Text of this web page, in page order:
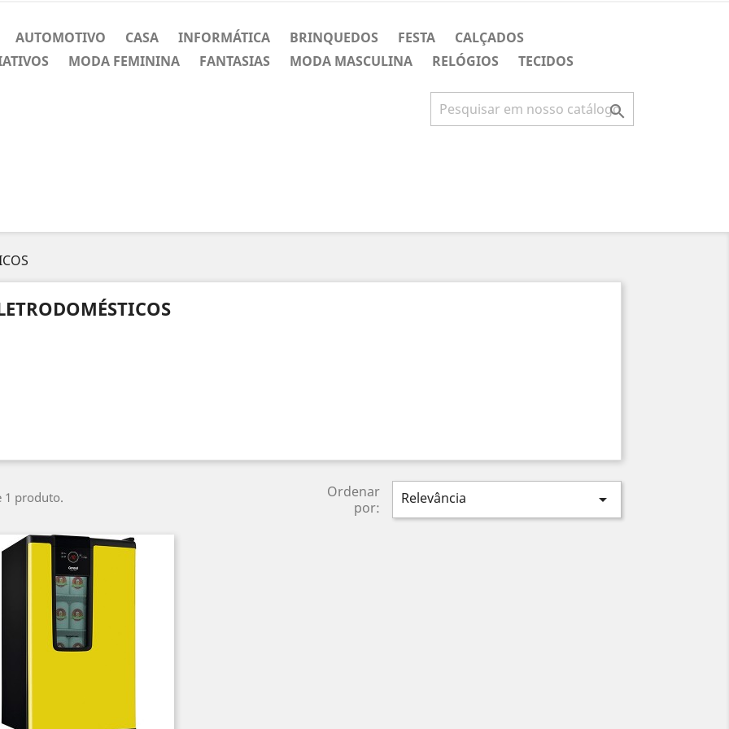
AUTOMOTIVO CASA INFORMÁTICA BRINQUEDOS FESTA
CALÇADOS
MODA FEMININA FANTASIAS MODA MASCULINA RELÓGIOS TECIDOS

1 produto.
Ordenar
por:
Relevância 